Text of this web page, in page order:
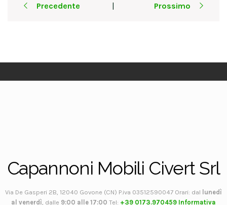
navigationPrecedente | Prossimo
Capannoni Mobili Civert Srl
Via De Gasperi 2B, 12040 Govone (CN) P.iva 03512590047 Orari: dal lunedì
al venerdì, dalle 9:00 alle 17:00 Tel: +39 0173.970459 Informativa